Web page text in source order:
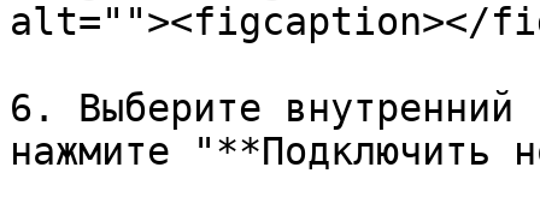
alt=""><figcaption></
6. Выберите
нажмите "**Подключить